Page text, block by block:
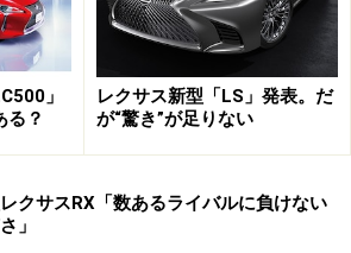
の寿命は、プリウス等と同じ５年／
同じスペックで販売しているアメリ
の保証をしていることを考えると、
いの寿命はあるに違いない。あまり
じゃなかろうか。
ものです。最新の内容をご確認くださ
」
る？
レクサス新型「LS」発表。だ
が“驚き”が足りない
クサスRX「数あるライバルに負けない
」